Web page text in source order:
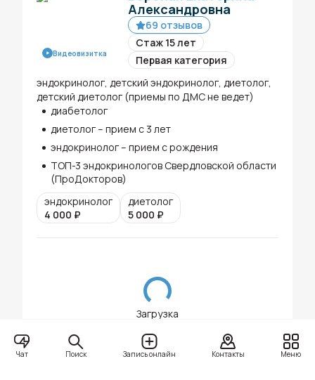
Чат Поиск Запись онлайн Контакты Меню
Видеовизитка
Александровна
69 отзывов
Стаж 15 лет
Первая категория
эндокринолог, детский эндокринолог, диетолог,
детский диетолог (приемы по ДМС не ведет)
диабетолог
диетолог – прием с 3 лет
эндокринолог – прием с рождения
ТОП-3 эндокринологов Свердловской области
(ПроДокторов)
эндокринолог
4 000 ₽
диетолог
5 000 ₽
Загрузка